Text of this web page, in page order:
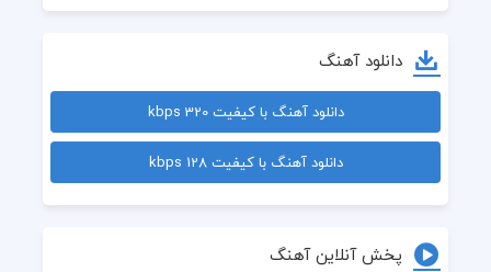
دانلود آهنگ
دانلود آهنگ با کیفیت 320 kbps
دانلود آهنگ با کیفیت 128 kbps
پخش آنلاین آهنگ